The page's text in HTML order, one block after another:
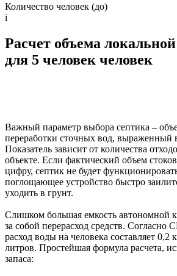
Количество человек (до)
i
Расчет объема
для 5 человек человек
Важный параметр выбора септика –
переработки сточных вод, выраженный
Показатель зависит от количества
объекте. Если фактический объем
цифру, септик не будет
поглощающее устройство быстро
уходить в грунт.
Слишком большая емкость автономной
за собой перерасход средств.
расход воды на человека составляет 0,2
литров. Простейшая формула расчета,
запаса: